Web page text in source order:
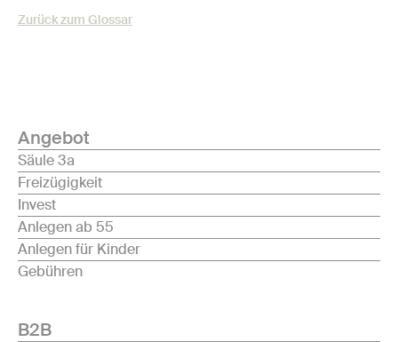
Zurück zum Glossar
Angebot
Säule 3a
Freizügigkeit
Invest
Anlegen ab 55
Anlegen für Kinder
Gebühren
B2B